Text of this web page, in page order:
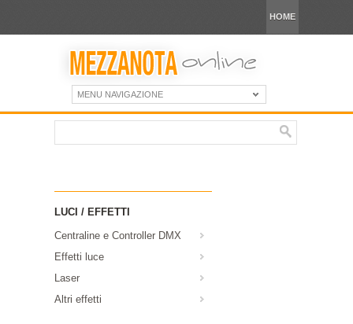
HOME
MENU NAVIGAZIONE
LUCI / EFFETTI
Centraline e Controller DMX
Effetti luce
Laser
Altri effetti